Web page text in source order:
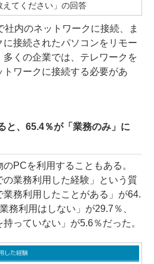
てください」の回答
内のネットワークに接続、ま
接続されたパソコンをリモー
多くの企業では、テレワークを
ワークに接続する必要があ
と、65.4％が「業務のみ」に
PCを利用することもある。
の業務利用した経験」という質
務利用したことがある」が64.
務利用はしない」が29.7％、
持っていない」が5.6％だった。